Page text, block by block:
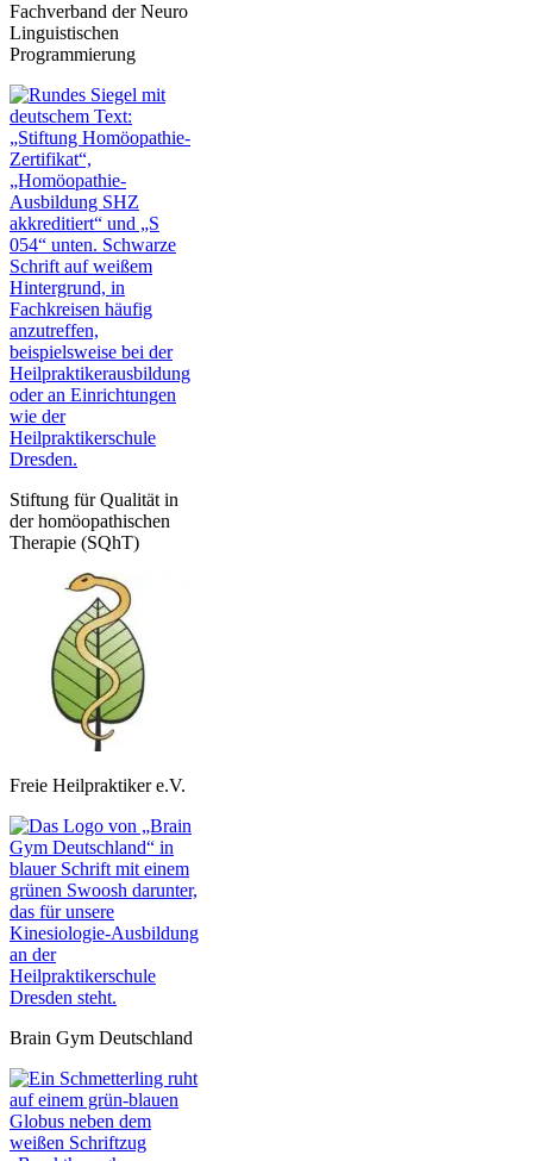
Fachverband der Neuro
Linguistischen
Programmierung
Stiftung für Qualität in
der homöopathischen
Therapie (SQhT)
Freie Heilpraktiker e.V.
Brain Gym Deutschland